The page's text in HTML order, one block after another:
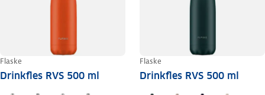
Flaske
Drinkfles RVS 500 ml
Flaske
Drinkfles RVS 500 ml